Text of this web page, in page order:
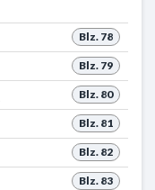
Blz. 78
Blz. 79
Blz. 80
Blz. 81
Blz. 82
Blz. 83